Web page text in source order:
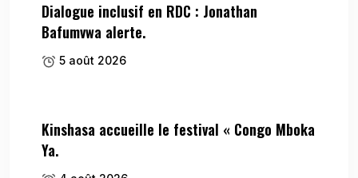
Dialogue inclusif en RDC : Jonathan
Bafumvwa alerte.
5 août 2026
Kinshasa accueille le festival « Congo Mboka
Ya.